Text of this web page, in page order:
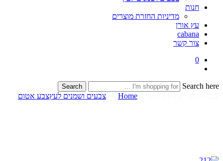
חנות
מדיניות החזרת מוצרים
עץ אורן
cabana
צור קשר
0
Search here
Search
Home צבעים ושמנים לעץצבע אטום